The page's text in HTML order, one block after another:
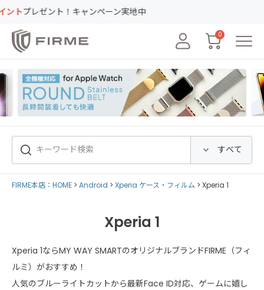
ゼント！キャンペーン実地中
0
FIRME本店：HOME Android Xperia ケース・フィルム Xperia 1
Xperia 1
Xperia 1ならMY WAY SMARTのオリジナルブランドFIRME（フィ
ルミ）がおすすめ！
人気のブルーライトカットから最新Face ID対応、ゲームに嬉し